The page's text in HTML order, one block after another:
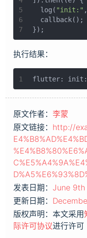
5
6
7
  log(
"init:"
  callback();
});
执行结果：
1 flutter: init:
原文作者：李蒙
原文链接： http://
发表日期： June 9th
更新日期：
版权声明：本文采用
际许可协议进行许可